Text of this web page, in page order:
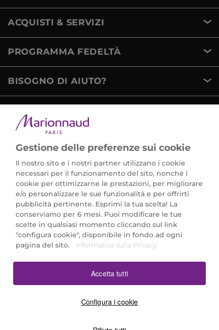
ACQUISTI & SERVIZI
PROGRAMMA FEDELTÀ
BISOGNO DI AIUTO?
Marionnaud Parfumeries Italia S.r.l.
Largo Fiera Milano 5, 20017 Rho (MI)
REA Milano 1650024 con P.IVA 13425220152.
SCARICA LA NOSTRA APP
Gestione delle preferenze sui cookie
Il nostro sito e i nostri partner utilizzano i cookie
necessari per il funzionamento del sito, nonché i
cookie per ottimizzarne le prestazioni, per migliorare
e/o personalizzare le sue funzionalità e per offrirti
pubblicità pertinente. Esprimi la tua scelta! La
conserviamo per 6 mesi. Puoi modificare le tue
scelte in qualsiasi momento cliccando sul link
"configura cookie", disponibile in fondo ad ogni
pagina del sito.
Informativa sulla Privacy
Configura i cookie
Accetta tutti